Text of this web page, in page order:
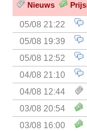
Nieuws
05/08 21:22
Nemesis
05/08 19:39
05/08 12:52
04/08 21:10
04/08 12:44
+ nieuwe
03/08 20:54
03/08 16:00